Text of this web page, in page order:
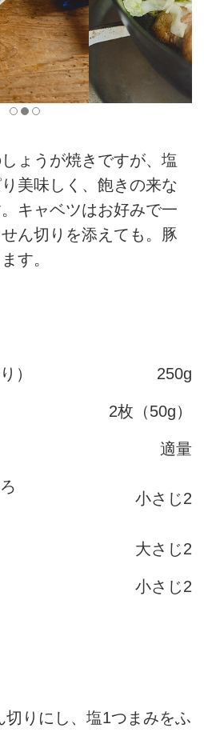
ょうが焼きですが、塩
美味しく、飽きの来な
キャベツはお好みで一
ん切りを添えても。豚
す。
） 250g
2枚（50g）
適量
小さじ2
大さじ2
小さじ2
りにし、塩1つまみをふ